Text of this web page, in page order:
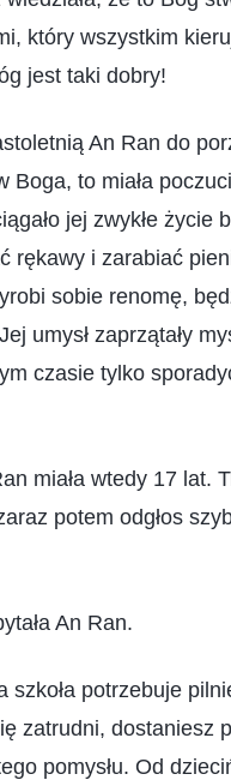
który wszystkim
jest taki dobry!
An Ran do
to miała
jej zwykłe życie
rękawy i zarabiać
sobie renomę,
umysł zaprzątały
czasie tylko
miała wtedy 17 lat.
potem odgłos
An Ran.
potrzebuje
zatrudni, dostaniesz
pomysłu. Od